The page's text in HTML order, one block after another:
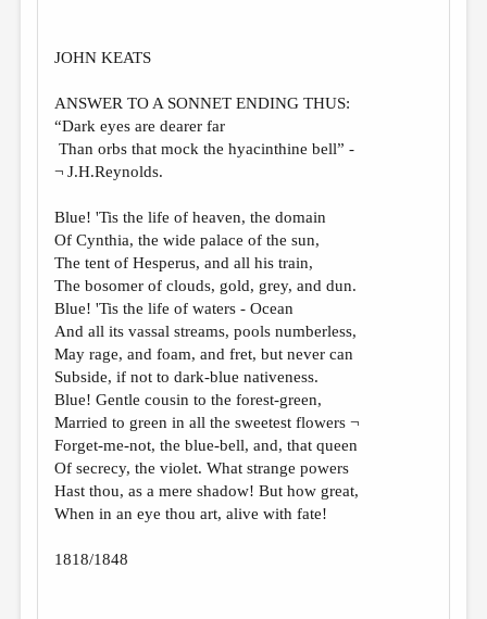
ОБЗОР ЛИТЕРАТУРЫ
СТРАНИЦЫ ПАМЯТИ
ОБЪЯВЛЕНИЯ
КОЛОНКА РЕДАКТОРА
РЕДКОЛЛЕГИЯ
ОТ РЕДАКЦИИ
МАЛАЯ ПРОЗА
ЭССЕИСТИКА
ЛИТЕРАТУРОВЕДЕНИЕ
КУЛЬТУРОВЕДЕНИЕ
ПУБЛИЦИСТИКА
РЕЦЕНЗИРОВАНИЕ
ЦИКЛЫ ПУБЛИКАЦИЙ
ТРЕДИАКОВСКИЙ
JOHN KEATS
ANSWER TO A SONNET ENDING THUS:
“Dark eyes are dearer far
Than orbs that mock the hyacinthine bell” -
¬ J.H.Reynolds.
Blue! 'Tis the life of heaven, the domain
Of Cynthia, the wide palace of the sun,
The tent of Hesperus, and all his train,
The bosomer of clouds, gold, grey, and dun.
Blue! 'Tis the life of waters - Ocean
And all its vassal streams, pools numberless,
May rage, and foam, and fret, but never can
Subside, if not to dark-blue nativeness.
Blue! Gentle cousin to the forest-green,
Married to green in all the sweetest flowers ¬
Forget-me-not, the blue-bell, and, that queen
Of secrecy, the violet. What strange powers
Hast thou, as a mere shadow! But how great,
When in an eye thou art, alive with fate!
1818/1848